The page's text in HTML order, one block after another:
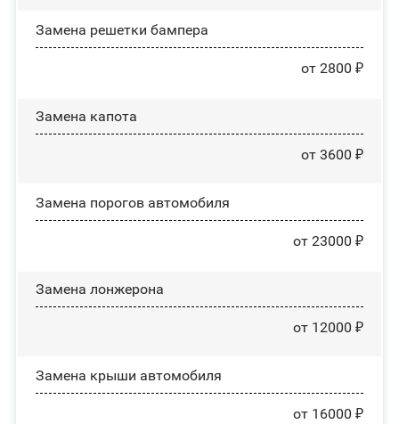
Замена решетки бампера
от 2800 ₽
Замена капота
от 3600 ₽
Замена порогов автомобиля
от 23000 ₽
Замена лонжерона
от 12000 ₽
Замена крыши автомобиля
от 16000 ₽